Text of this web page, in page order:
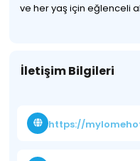
ve her yaş için eğlenceli
İletişim Bilgileri
https://